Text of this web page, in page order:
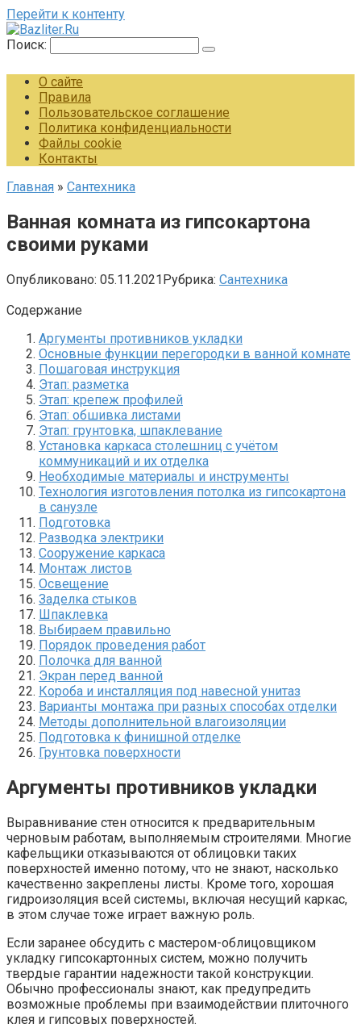
Перейти к контенту
Поиск:
О сайте
Правила
Пользовательское соглашение
Политика конфиденциальности
Файлы cookie
Контакты
Главная » Сантехника
Ванная комната из гипсокартона
своими руками
Опубликовано: 05.11.2021Рубрика: Сантехника
Содержание
Аргументы противников укладки
Основные функции перегородки в ванной комнате
Пошаговая инструкция
Этап: разметка
Этап: крепеж профилей
Этап: обшивка листами
Этап: грунтовка, шпаклевание
Установка каркаса столешниц с учётом
коммуникаций и их отделка
Необходимые материалы и инструменты
Технология изготовления потолка из гипсокартона
в санузле
Подготовка
Разводка электрики
Сооружение каркаса
Монтаж листов
Освещение
Заделка стыков
Шпаклевка
Выбираем правильно
Порядок проведения работ
Полочка для ванной
Экран перед ванной
Короба и инсталляция под навесной унитаз
Варианты монтажа при разных способах отделки
Методы дополнительной влагоизоляции
Подготовка к финишной отделке
Грунтовка поверхности
Аргументы противников укладки
Выравнивание стен относится к предварительным
черновым работам, выполняемым строителями. Многие
кафельщики отказываются от облицовки таких
поверхностей именно потому, что не знают, насколько
качественно закреплены листы. Кроме того, хорошая
гидроизоляция всей системы, включая несущий каркас,
в этом случае тоже играет важную роль.
Если заранее обсудить с мастером-облицовщиком
укладку гипсокартонных систем, можно получить
твердые гарантии надежности такой конструкции.
Обычно профессионалы знают, как предупредить
возможные проблемы при взаимодействии плиточного
клея и гипсовых поверхностей.